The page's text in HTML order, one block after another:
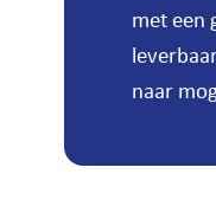
met een
naar